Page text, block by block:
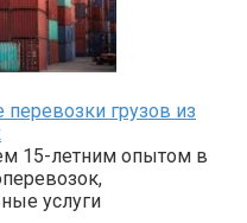
грузов из
15-летним опытом в
услуги